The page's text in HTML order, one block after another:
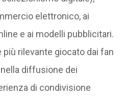
elettronico, ai
e ai modelli pubblicitari.
rilevante giocato dai fan
diffusione dei
di condivisione